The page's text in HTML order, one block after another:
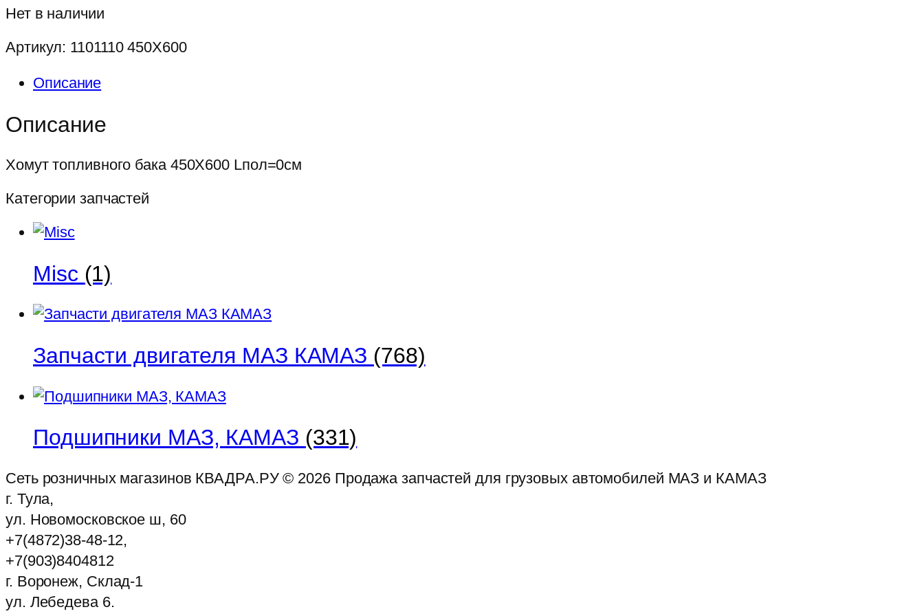
Нет в наличии
Артикул: 1101110 450Х600
Описание
Описание
Хомут топливного бака 450Х600 Lпол=0см
Категории запчастей
Misc (1)
Запчасти двигателя МАЗ КАМАЗ (768)
Подшипники МАЗ, КАМАЗ (331)
Сеть розничных магазинов КВАДРА.РУ © 2026Продажа запчастей для грузовых автомобилей МАЗ и КАМАЗ
г. Тула,
ул. Новомосковское ш, 60
+7(4872)38-48-12,
+7(903)8404812
г. Воронеж, Склад-1
ул. Лебедева 6.